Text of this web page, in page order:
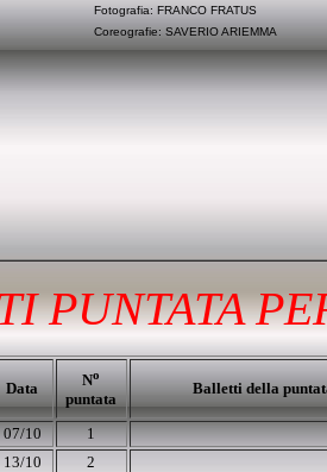
Fotografia: FRANCO FRATUS
Coreografie: SAVERIO ARIEMMA
PUNTATA
Data No
puntata
Balletti della
07/10
1
13/10
2